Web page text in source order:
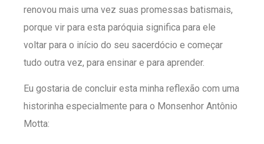
renovou mais uma vez suas promessas batismais,
porque vir para esta paróquia significa para ele
voltar para o início do seu sacerdócio e começar
tudo outra vez, para ensinar e para aprender.
Eu gostaria de concluir esta minha reflexão com uma
historinha especialmente para o Monsenhor Antônio
Motta: